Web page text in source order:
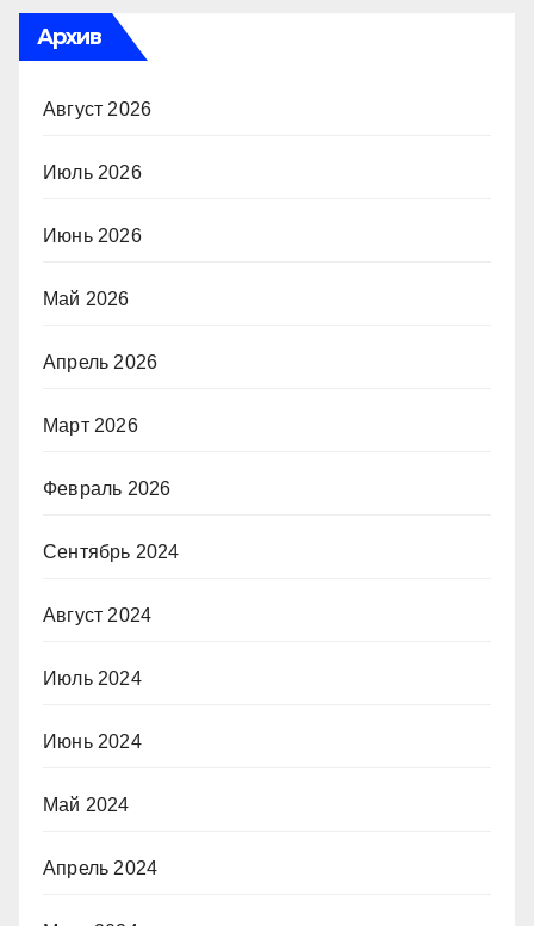
Архив
Август 2026
Июль 2026
Июнь 2026
Май 2026
Апрель 2026
Март 2026
Февраль 2026
Сентябрь 2024
Август 2024
Июль 2024
Июнь 2024
Май 2024
Апрель 2024